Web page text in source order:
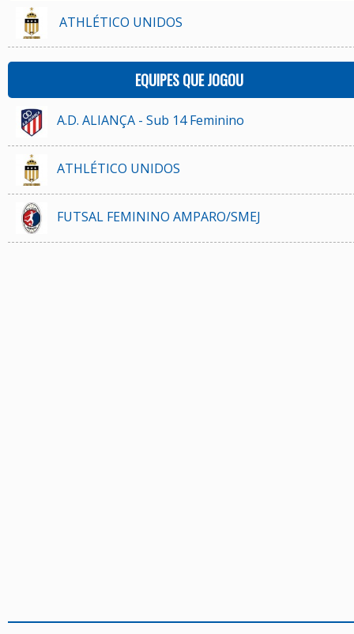
ATHLÉTICO UNIDOS
EQUIPES QUE JOGOU
A.D. ALIANÇA - Sub 14 Feminino
ATHLÉTICO UNIDOS
FUTSAL FEMININO AMPARO/SMEJ